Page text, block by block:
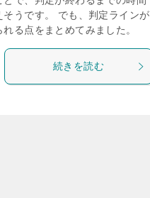
うです。 でも、判定ラインが
る点をまとめてみました。
続きを読む